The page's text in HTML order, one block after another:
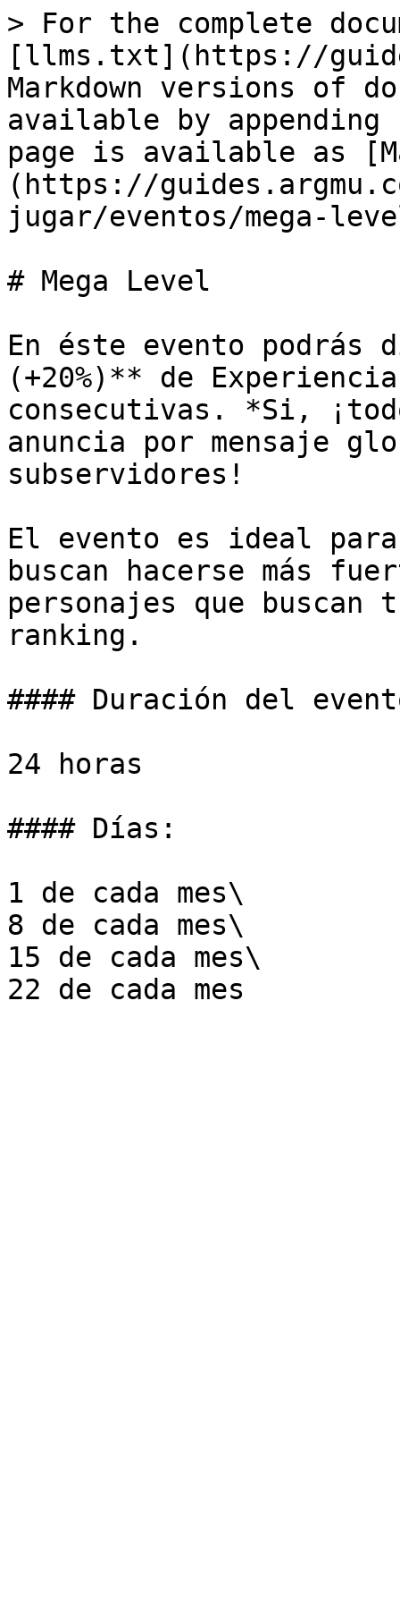
> For the complete
[llms.txt](https://
Markdown versions of
available by
page is available as
(https://
jugar/eventos/mega-
# Mega Level
En éste evento podrás
(+20%)** de
consecutivas. *Si,
anuncia por mensaje
subservidores!
El evento es ideal
buscan hacerse más
personajes que
ranking.
#### Duración del
24 horas
#### Días:
1 de cada mes\
8 de cada mes\
15 de cada mes\